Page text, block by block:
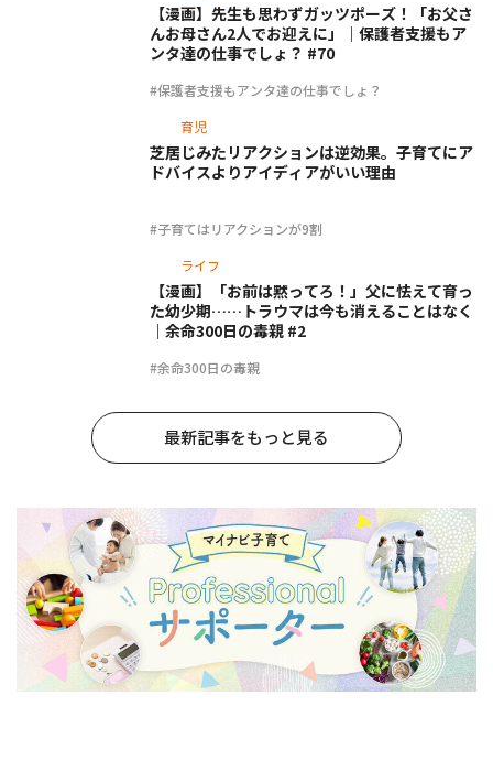
#保護者支援もアンタ達の仕事でしょ？
【漫画】先生も思わずガッツポーズ！「お父さ
んお母さん2人でお迎えに」｜保護者支援もア
ンタ達の仕事でしょ？ #70
育児
#子育てはリアクションが9割
芝居じみたリアクションは逆効果。子育てにア
ドバイスよりアイディアがいい理由
ライフ
#余命300日の毒親
【漫画】「お前は黙ってろ！」父に怯えて育っ
た幼少期……トラウマは今も消えることはなく
｜余命300日の毒親 #2
最新記事をもっと見る